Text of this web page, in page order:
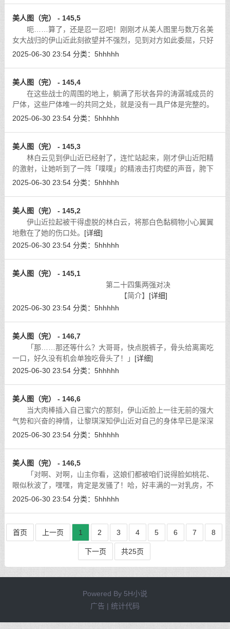
美人图（完） - 145,5
呃……算了，还是忍一忍吧！刚刚才从美人图里与数万名美
女大战归的伊山近此刻欲望并不强烈，见到对方如此委屈，只好
作罢。心头又有一丝疑惑：她自称是姓涛，不知道跟涛潺城那些
2025-06-30 23:54 分类： 5hhhhh
美人图（完） - 145,4
在这些战士的周围的地上，躺满了形状各异的涛潺城成员的
尸体，这些尸体唯一的共同之处，就是没有一具尸体是完整的。
[详细]
2025-06-30 23:54 分类： 5hhhhh
美人图（完） - 145,3
林白云见到伊山近已经射了，连忙站起来，刚才伊山近阳精
的激射，让她听到了一阵「噗噗」的精液击打肉壁的声音，胯下
小穴更蜜汁横流，无比怀念这根插在碧玉穴儿里的肉棒，令她又
2025-06-30 23:54 分类： 5hhhhh
美人图（完） - 145,2
伊山近拉起被干得虚脱的林白云，将那白色黏稠物小心翼翼
地敷在了她的伤口处。 [详细]
2025-06-30 23:54 分类： 5hhhhh
美人图（完） - 145,1
第二十四集两强对决
【简介】 [详细]
2025-06-30 23:54 分类： 5hhhhh
美人图（完） - 146,7
「那……那还等什么？大哥哥，快点脱裤子，骨头给离离吃
一口，好久没有机会单独吃骨头了！」 [详细]
2025-06-30 23:54 分类： 5hhhhh
美人图（完） - 146,6
当大肉棒插入自己蜜穴的那刻，伊山近脸上一往无前的强大
气势和兴奋的神情，让黎琪深知伊山近对自己的身体早已是深深
的迷恋，一种变态般的强烈刺激，深深地铭刻在她的心里，永世
2025-06-30 23:54 分类： 5hhhhh
美人图（完） - 146,5
「对啊、对啊，山主你看，这娘们都被咱们说得脸如桃花、
眼似秋波了，嘿嘿，肯定是发骚了！哈，好丰满的一对乳房，不
知道下面流水了没有？」
[详细]
2025-06-30 23:54 分类： 5hhhhh
首页 上一页 1 2 3 4 5 6 7 8
下一页 共25页
Powered By 5H小说
广告 | 统计代码